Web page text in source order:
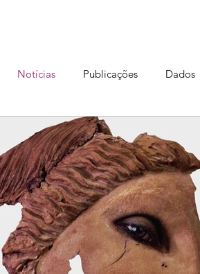
Notícias Publicações Dados
Cursos